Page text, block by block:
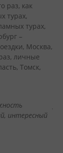
раз, как
турах,
турах,
–
Москва,
личные
Томск,
интересный